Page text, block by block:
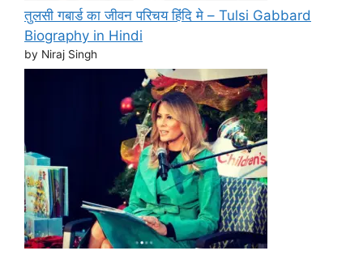
तुलसी गबार्ड का जीवन परिचय हिंदि मे – Tulsi Gabbard
Biography in Hindi
by Niraj Singh